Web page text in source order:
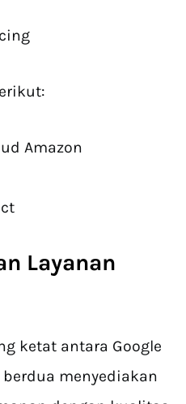
Amazon
Layanan
ketat antara Google
berdua menyediakan